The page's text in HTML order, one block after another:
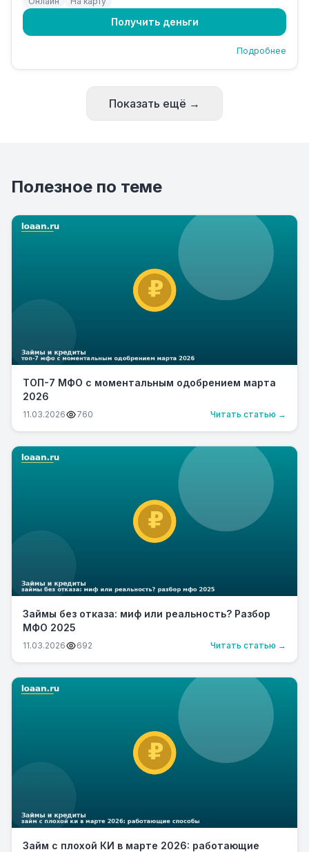
Получить деньги
Подробнее
Показать ещё →
Полезное по теме
ТОП-7 МФО с моментальным одобрением марта
2026
11.03.2026 760 Читать статью →
Займы без отказа: миф или реальность? Разбор
МФО 2025
11.03.2026 692 Читать статью →
Займ с плохой КИ в марте 2026: работающие